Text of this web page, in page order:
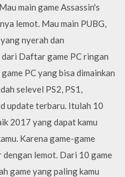
main game Assassin's
lemot. Mau main PUBG,
nyerah dan
Daftar game PC ringan
PC yang bisa dimainkan
selevel PS2, PS1,
update terbaru. Itulah 10
2017 yang dapat kamu
Karena game-game
lemot. Dari 10 game
game yang paling kamu